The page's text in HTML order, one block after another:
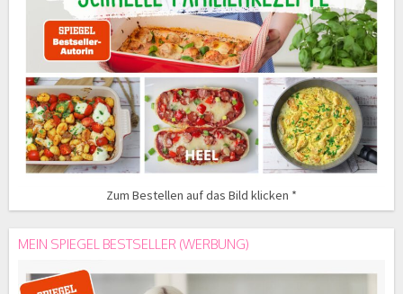
Zum Bestellen auf das Bild klicken *
MEIN SPIEGEL BESTSELLER (WERBUNG)